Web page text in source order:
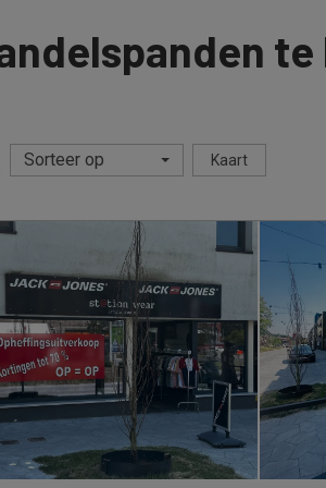
te
Sorteer op Kaart